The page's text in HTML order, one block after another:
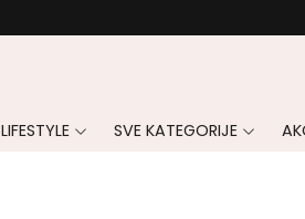
LIFESTYLE SVE KATEGORIJE